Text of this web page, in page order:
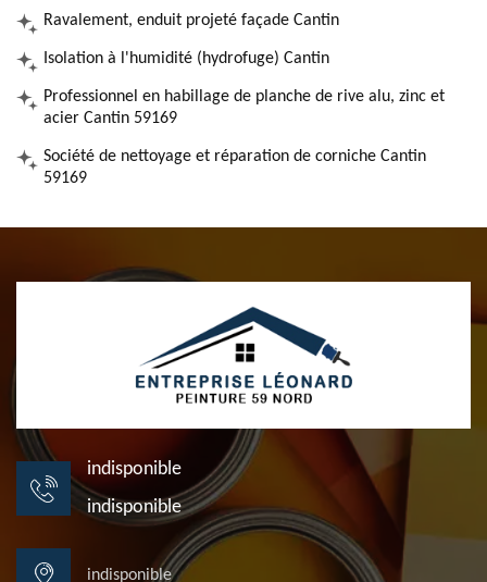
Ravalement, enduit projeté façade Cantin
Isolation à l'humidité (hydrofuge) Cantin
Professionnel en habillage de planche de rive alu, zinc et
acier Cantin 59169
Société de nettoyage et réparation de corniche Cantin
59169
indisponible
indisponible
indisponible